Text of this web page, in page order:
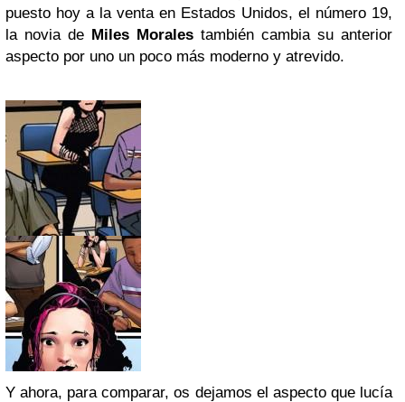
puesto hoy a la venta en Estados Unidos, el número 19,
la novia de Miles Morales también cambia su anterior
aspecto por uno un poco más moderno y atrevido.
Y ahora, para comparar, os dejamos el aspecto que lucía